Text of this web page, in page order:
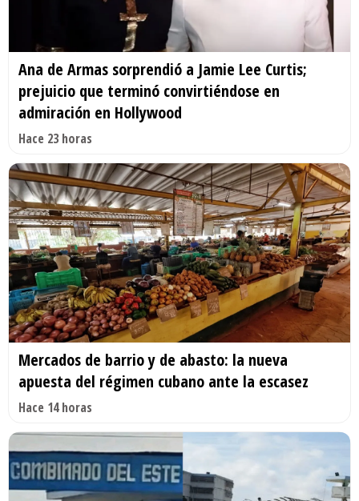
Ana de Armas sorprendió a Jamie Lee Curtis;
prejuicio que terminó convirtiéndose en
admiración en Hollywood
Hace 23 horas
Mercados de barrio y de abasto: la nueva
apuesta del régimen cubano ante la escasez
Hace 14 horas